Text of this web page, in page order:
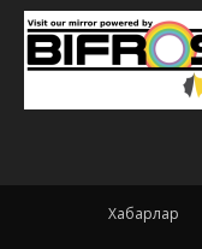
Хабарлар